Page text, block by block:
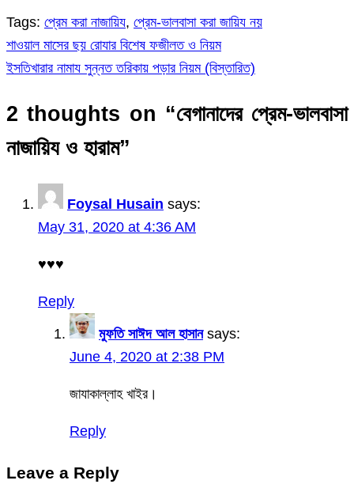
Tags: প্রেম করা নাজায়িয, প্রেম-ভালবাসা করা জায়িয নয়
Post
navigation
শাওয়াল মাসের ছয় রোযার বিশেষ ফজীলত ও নিয়ম
ইসতিখারার নামায সুন্নত তরিকায় পড়ার নিয়ম (বিস্তারিত)
2 thoughts on “বেগানাদের প্রেম-ভালবাসা
নাজায়িয ও হারাম”
Foysal Husain says:
May 31, 2020 at 4:36 AM
♥♥♥
Reply
মুফতি সাঈদ আল হাসান says:
June 4, 2020 at 2:38 PM
জাযাকাল্লাহ খাইর।
Reply
Leave a Reply